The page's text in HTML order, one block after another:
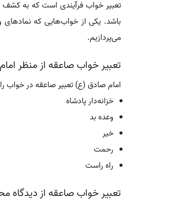
تعبیر خواب فرآیندی است که به کشف
باشد. یکی از خواب‌هایی که نمادهای
می‌پردازیم.
تعبیر خواب صاعقه از منظر
امام صادق (ع) تعبیر صاعقه در خواب
خزانه‌دار پادشاه
وعده بد
خیر
رحمت
راه راست
تعبیر خواب صاعقه از دیدگاه